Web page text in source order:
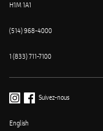
H1M 1A1
(514) 968-4000
1 (833) 711-7100
Suivez-nous
English